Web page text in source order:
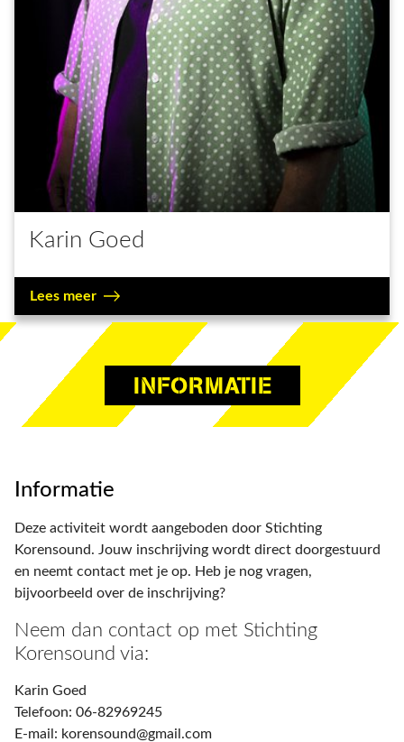
Karin Goed
Lees meer
INFORMATIE
Informatie
Deze activiteit wordt aangeboden door Stichting
Korensound. Jouw inschrijving wordt direct doorgestuurd
en neemt contact met je op. Heb je nog vragen,
bijvoorbeeld over de inschrijving?
Neem dan contact op met Stichting
Korensound via:
Karin Goed
Telefoon: 06-82969245
E-mail: korensound@gmail.com